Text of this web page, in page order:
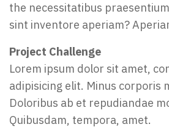
the necessitatibus
sint inventore aperiam?
Project Challenge
Lorem ipsum dolor sit amet,
adipisicing elit. Minus corporis
Doloribus ab et repudiandae
Quibusdam, tempora, amet.